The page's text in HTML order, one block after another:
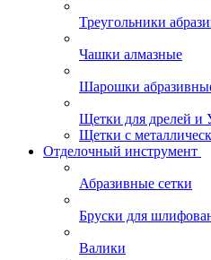
Треугольники
Чашки алмазные
Шарошки
Щетки для дрелей
Щетки с
Отделочный инструмент
Абразивные сетки
Бруски для
Валики